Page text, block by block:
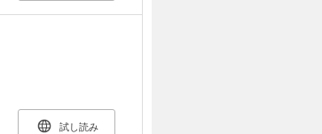
試し読み